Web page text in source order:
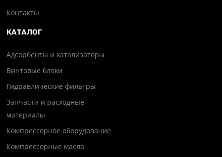
Контакты
КАТАЛОГ
Адсорбенты и катализаторы
Винтовые блоки
Гидравлические фильтры
Запчасти и расходные
материалы
Компрессорное оборудование
Компрессорные масла